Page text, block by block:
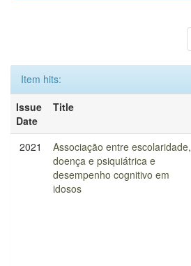
Item hits:
Issue
Date
Title
2021
Associação entre escolaridade,
doença e psiquiátrica e
desempenho cognitivo em
idosos